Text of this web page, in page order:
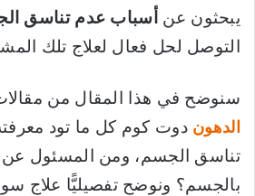
يبحثون عن أسباب عدم تناسق
التوصل لحل فعال لعلاج تلك
سنوضح في هذا المقال من
الدهون دوت كوم كل ما تود
تناسق الجسم، ومن المسئول عن
بالجسم؟ ونوضح تفصيليًّا علاج